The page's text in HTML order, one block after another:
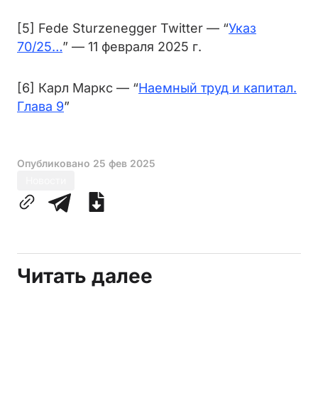
[5] Fede Sturzenegger Twitter — “Указ
70/25…” — 11 февраля 2025 г.
[6] Карл Маркс — “Наемный труд и капитал.
Глава 9”
Опубликовано 25 фев 2025
Читать далее